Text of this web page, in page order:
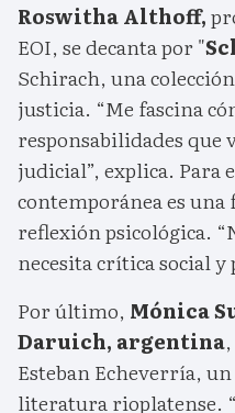
Roswitha Althoff,
EOI, se decanta por "
Schirach, una
justicia. “Me fascina
responsabilidades que
judicial”, explica.
contemporánea es
reflexión psicológica.
necesita crítica social
Por último, Mónica
Daruich, argentina
Esteban Echeverría,
literatura rioplatense.